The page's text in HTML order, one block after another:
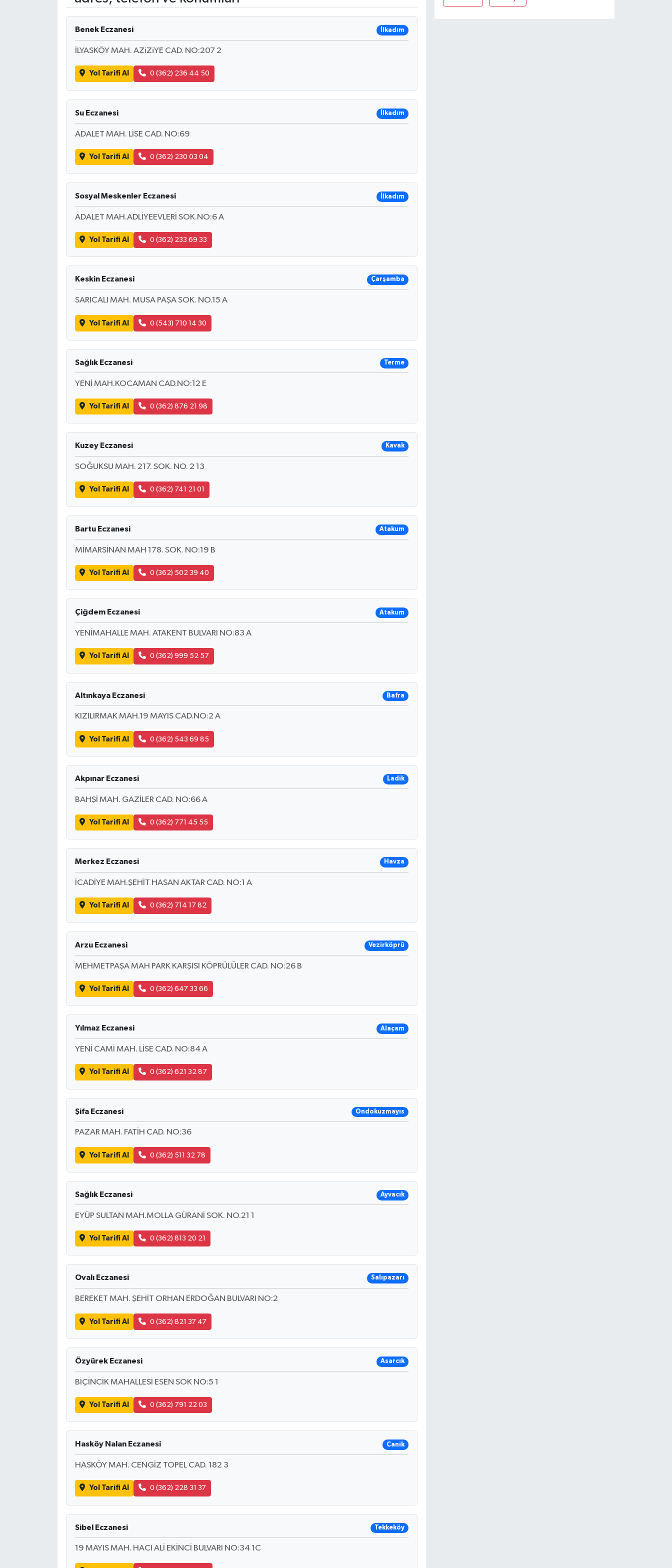
Benek Eczanesi İlkadım
İLYASKÖY MAH. AZiZiYE CAD. NO:207 2
Yol Tarifi Al 0 (362) 236 44 50
Su Eczanesi İlkadım
ADALET MAH. LİSE CAD. NO:69
Yol Tarifi Al 0 (362) 230 03 04
Sosyal Meskenler Eczanesi İlkadım
ADALET MAH.ADLİYEEVLERİ SOK.NO:6 A
Yol Tarifi Al 0 (362) 233 69 33
Keskin Eczanesi Çarşamba
SARICALI MAH. MUSA PAŞA SOK. NO.15 A
Yol Tarifi Al 0 (543) 710 14 30
Sağlık Eczanesi Terme
YENİ MAH.KOCAMAN CAD.NO:12 E
Yol Tarifi Al 0 (362) 876 21 98
Kuzey Eczanesi Kavak
SOĞUKSU MAH. 217. SOK. NO. 2 13
Yol Tarifi Al 0 (362) 741 21 01
Bartu Eczanesi Atakum
MİMARSİNAN MAH 178. SOK. NO:19 B
Yol Tarifi Al 0 (362) 502 39 40
Çiğdem Eczanesi Atakum
YENİMAHALLE MAH. ATAKENT BULVARI NO:83 A
Yol Tarifi Al 0 (362) 999 52 57
Altınkaya Eczanesi Bafra
KIZILIRMAK MAH.19 MAYIS CAD.NO:2 A
Yol Tarifi Al 0 (362) 543 69 85
Akpınar Eczanesi Ladik
BAHŞİ MAH. GAZİLER CAD. NO:66 A
Yol Tarifi Al 0 (362) 771 45 55
Merkez Eczanesi Havza
İCADİYE MAH.ŞEHİT HASAN AKTAR CAD. NO:1 A
Yol Tarifi Al 0 (362) 714 17 82
Arzu Eczanesi Vezirköprü
MEHMETPAŞA MAH PARK KARŞISI KÖPRÜLÜLER CAD. NO:26 B
Yol Tarifi Al 0 (362) 647 33 66
Yılmaz Eczanesi Alaçam
YENİ CAMİ MAH. LİSE CAD. NO:84 A
Yol Tarifi Al 0 (362) 621 32 87
Şifa Eczanesi Ondokuzmayıs
PAZAR MAH. FATİH CAD. NO:36
Yol Tarifi Al 0 (362) 511 32 78
Sağlık Eczanesi Ayvacık
EYÜP SULTAN MAH.MOLLA GÜRANİ SOK. NO.21 1
Yol Tarifi Al 0 (362) 813 20 21
Ovalı Eczanesi Salıpazarı
BEREKET MAH. ŞEHİT ORHAN ERDOĞAN BULVARI NO:2
Yol Tarifi Al 0 (362) 821 37 47
Özyürek Eczanesi Asarcık
BİÇİNCİK MAHALLESİ ESEN SOK NO:5 1
Yol Tarifi Al 0 (362) 791 22 03
Hasköy Nalan Eczanesi Canik
HASKÖY MAH. CENGİZ TOPEL CAD. 182 3
Yol Tarifi Al 0 (362) 228 31 37
Sibel Eczanesi Tekkeköy
19 MAYIS MAH. HACI ALİ EKİNCİ BULVARI NO:34 1C
Resmi ilanlar